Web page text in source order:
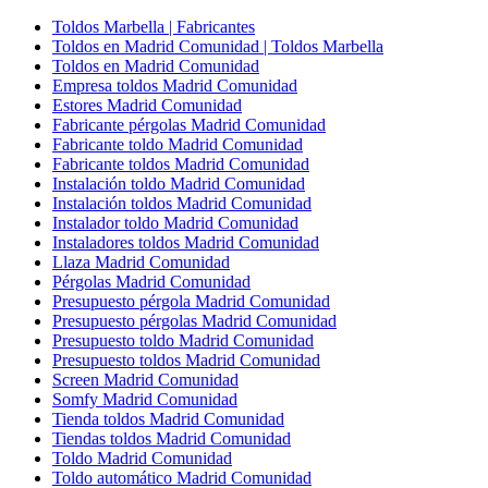
Toldos Marbella | Fabricantes
Toldos en Madrid Comunidad | Toldos Marbella
Toldos en Madrid Comunidad
Empresa toldos Madrid Comunidad
Estores Madrid Comunidad
Fabricante pérgolas Madrid Comunidad
Fabricante toldo Madrid Comunidad
Fabricante toldos Madrid Comunidad
Instalación toldo Madrid Comunidad
Instalación toldos Madrid Comunidad
Instalador toldo Madrid Comunidad
Instaladores toldos Madrid Comunidad
Llaza Madrid Comunidad
Pérgolas Madrid Comunidad
Presupuesto pérgola Madrid Comunidad
Presupuesto pérgolas Madrid Comunidad
Presupuesto toldo Madrid Comunidad
Presupuesto toldos Madrid Comunidad
Screen Madrid Comunidad
Somfy Madrid Comunidad
Tienda toldos Madrid Comunidad
Tiendas toldos Madrid Comunidad
Toldo Madrid Comunidad
Toldo automático Madrid Comunidad